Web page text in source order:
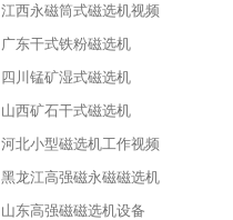
江西永磁筒式磁选机视频
广东干式铁粉磁选机
四川锰矿湿式磁选机
山西矿石干式磁选机
河北小型磁选机工作视频
黑龙江高强磁永磁磁选机
山东高强磁磁选机设备